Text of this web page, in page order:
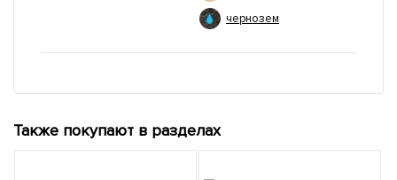
чернозем
Также покупают в разделах